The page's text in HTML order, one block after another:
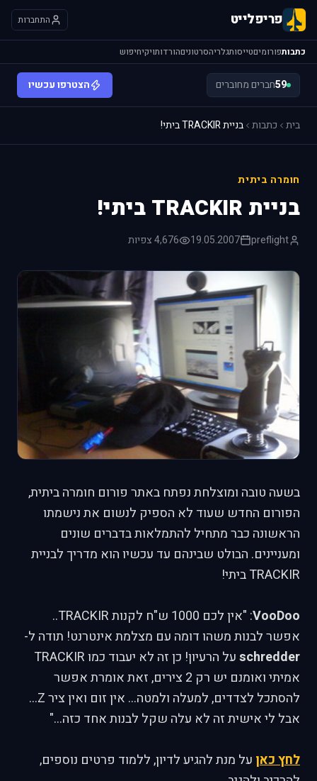
פריפלייט התחברות
כתבותפורומיםטייסותגלריהסרטוניםהורדותויקיחיפוש
59חברים מחוברים הצטרפו עכשיו
בית כתבות בניית TRACKIR ביתי!
חומרה ביתית
בניית TRACKIR ביתי!
preflight
19.05.2007 4,676 צפיות
בשעה טובה ומוצלחת נפתח באתר פורום חומרה ביתית,
הפורום החדש שעוד לא הספיק לנשום את נישמתו
הראשונה כבר מתחיל להתמלאות בדברים שונים
ומעניינים. הבולט שבינהם עד עכשיו הוא מדריך לבניית
TRACKIR ביתי!
VooDoo
: "אין לכם 1000 ש"ח לקנות TRACKIR..
אפשר לבנות משהו דומה עם מצלמת אינטרנט! תודה ל-
schredder
על הרעיון! כן זה לא יעבוד כמו TRACKIR
אמיתי ואומנם יש רק 2 צירים, זאת אומרת אפשר
להסתכל לצדדים, למעלה ולמטה... אין זום ואין ציר Z...
אבל לי אישית זה לא עלה שקל לבנות אחד כזה..."
לחץ כאן על מנת להגיע לדיון, ללמוד פרטים נוספים,